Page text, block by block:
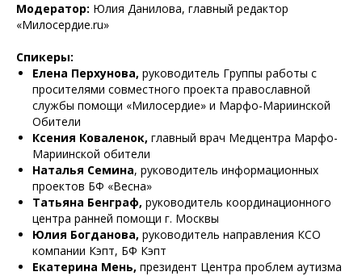
Модератор: Юлия Данилова, главный редактор
«Милосердие.ru»
Спикеры:
Елена Перхунова, руководитель Группы работы с
просителями совместного проекта православной
службы помощи «Милосердие» и Марфо-Мариинской
Обители
Ксения Коваленок, главный врач Медцентра Марфо-
Мариинской обители
Наталья Семина, руководитель информационных
проектов БФ «Весна»
Татьяна Бенграф, руководитель координационного
центра ранней помощи г. Москвы
Юлия Богданова, руководитель направления КСО
компании Кэпт, БФ Кэпт
Екатерина Мень, президент Центра проблем аутизма